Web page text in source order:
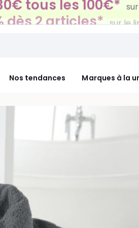
dès 2 articles* sur le
Nos tendances Marques à la